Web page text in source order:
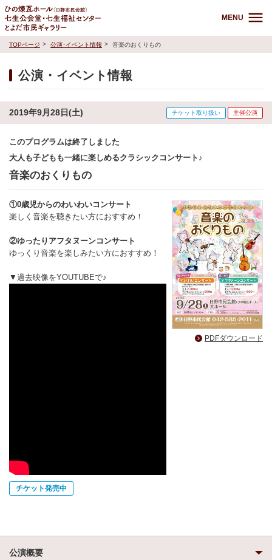
MENU
TOPページ 公演･イベント情報 音楽のおくりもの
公演・イベント情報
2019年9月28日(土) チケット取り扱い 主催公演
このプログラムは終了しました
大人も子どもも一緒に楽しめるクラシックコンサート♪
音楽のおくりもの
①0歳児からのわいわいコンサート
楽しく音楽を聴きたい方におすすめ！
②ゆったりアフタヌーンコンサート
ゆっくり音楽を楽しみたい方におすすめ！
▼過去映像をYOUTUBEで♪
チケット発売中
PDFダウンロード
公演概要